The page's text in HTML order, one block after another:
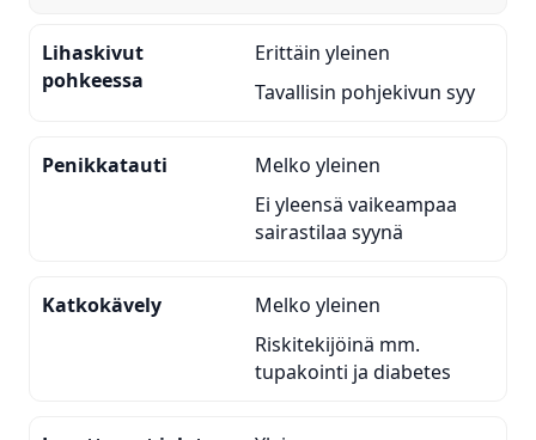
Lihaskivut
pohkeessa
Erittäin yleinen
Tavallisin pohjekivun syy
Penikkatauti
Melko yleinen
Ei yleensä vaikeampaa
sairastilaa syynä
Katkokävely
Melko yleinen
Riskitekijöinä mm.
tupakointi ja diabetes